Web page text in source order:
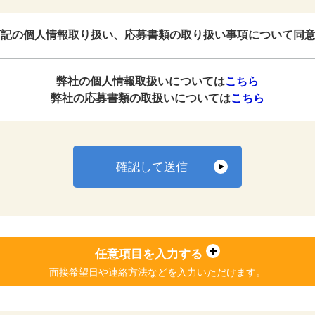
の個人情報取り扱い、応募書類の取り扱い事項について同意
弊社の個人情報取扱いについてはこちら
弊社の応募書類の取扱いについてはこちら
確認して送信
任意項目を入力する
面接希望日や連絡方法などを 入力いただけます。